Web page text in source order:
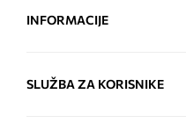
INFORMACIJE
SLUŽBA ZA KORISNIKE